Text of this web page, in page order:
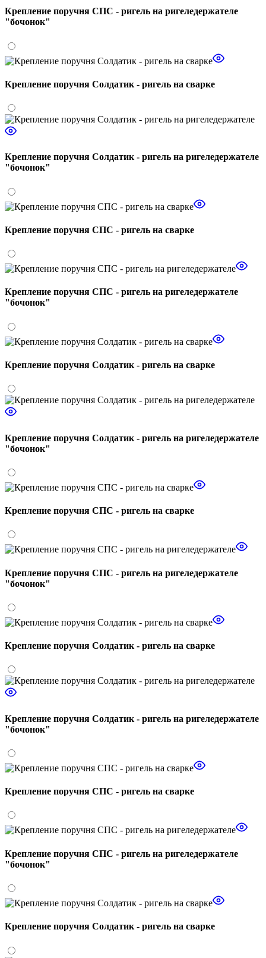
Крепление поручня СПС - ригель на ригеледержателе
"бочонок"
Крепление поручня Солдатик - ригель на сварке
Крепление поручня Солдатик - ригель на ригеледержателе
"бочонок"
Крепление поручня СПС - ригель на сварке
Крепление поручня СПС - ригель на ригеледержателе
"бочонок"
Крепление поручня Солдатик - ригель на сварке
Крепление поручня Солдатик - ригель на ригеледержателе
"бочонок"
Крепление поручня СПС - ригель на сварке
Крепление поручня СПС - ригель на ригеледержателе
"бочонок"
Крепление поручня Солдатик - ригель на сварке
Крепление поручня Солдатик - ригель на ригеледержателе
"бочонок"
Крепление поручня СПС - ригель на сварке
Крепление поручня СПС - ригель на ригеледержателе
"бочонок"
Крепление поручня Солдатик - ригель на сварке